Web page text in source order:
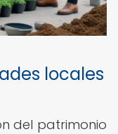
locales
del patrimonio